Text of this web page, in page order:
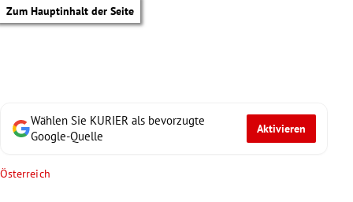
Zum Hauptinhalt der Seite
Wählen Sie KURIER als bevorzugte
Google-Quelle
Aktivieren
Österreich